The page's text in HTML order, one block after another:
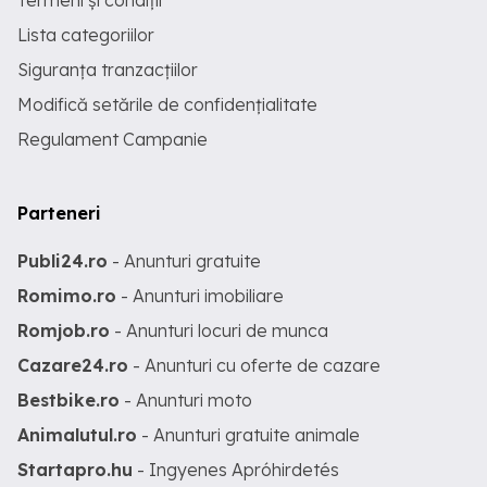
Lista categoriilor
Siguranța tranzacțiilor
Modifică setările de confidențialitate
Regulament Campanie
Parteneri
Publi24.ro - Anunturi gratuite
Romimo.ro - Anunturi imobiliare
Romjob.ro - Anunturi locuri de munca
Cazare24.ro - Anunturi cu oferte de cazare
Bestbike.ro - Anunturi moto
Animalutul.ro - Anunturi gratuite animale
Startapro.hu - Ingyenes Apróhirdetés